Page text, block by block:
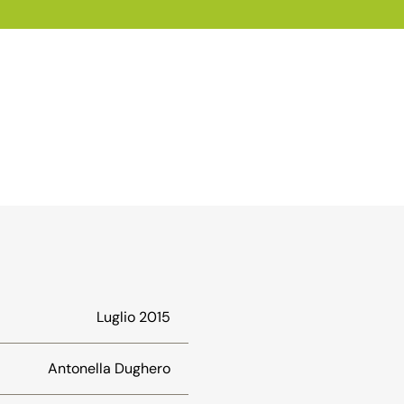
Luglio 2015
Antonella Dughero